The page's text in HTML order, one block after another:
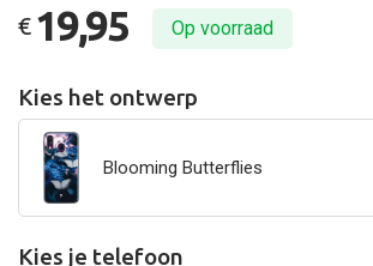
€ 19,95 Op voorraad
Kies het ontwerp
Blooming Butterflies
Kies je telefoon